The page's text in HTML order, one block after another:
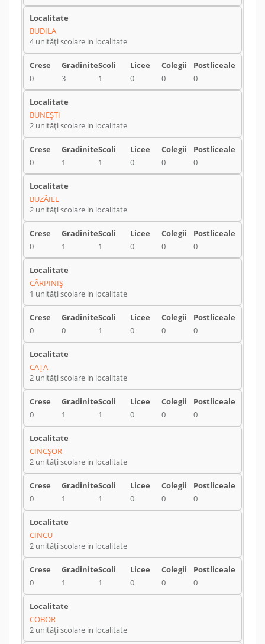
BUDILA
4 unități scolare in localitate
0 3 1 0 0 0
BUNEŞTI
2 unități scolare in localitate
0 1 1 0 0 0
BUZĂIEL
2 unități scolare in localitate
0 1 1 0 0 0
CĂRPINIŞ
1 unități scolare in localitate
0 0 1 0 0 0
CAŢA
2 unități scolare in localitate
0 1 1 0 0 0
CINCŞOR
2 unități scolare in localitate
0 1 1 0 0 0
CINCU
2 unități scolare in localitate
0 1 1 0 0 0
COBOR
2 unități scolare in localitate